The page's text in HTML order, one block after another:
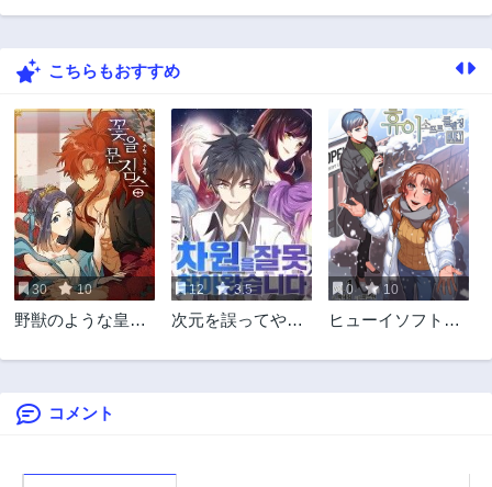
第26話 第25話
第24話
第22話
2年前
第21話
2年前
第20話
2年前
第19話
2年前
第18話
2年前
第17話
2年前
第16話
2年前
第15話
2年前
第14話 第13話
第12話
第10話
こちらもおすすめ
30 10
野獣のような皇太
る
12 3.5
次元を誤ってやっ
0 10
ヒューイソフトク
コメント